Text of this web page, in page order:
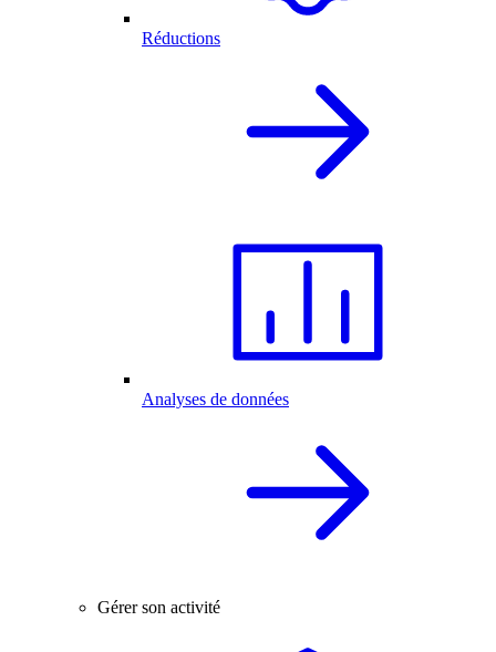
Réductions
Analyses de données
Gérer son activité